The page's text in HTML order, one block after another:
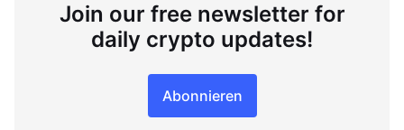
Join our free newsletter for
daily crypto updates!
Abonnieren